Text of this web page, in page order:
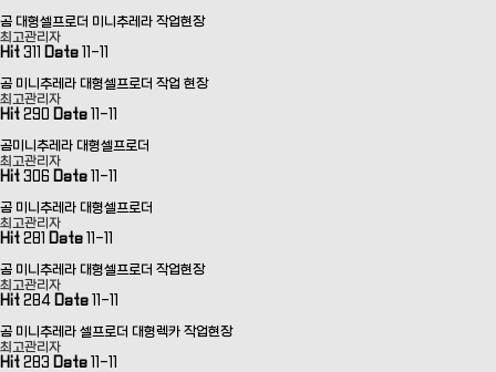
곰 대형셀프로더 미니추레라 작업현장
최고관리자
Hit 311 Date 11-11
곰 미니추레라 대형셀프로더 작업 현장
최고관리자
Hit 290 Date 11-11
곰미니추레라 대형셀프로더
최고관리자
Hit 306 Date 11-11
곰 미니추레라 대형셀프로더
최고관리자
Hit 281 Date 11-11
곰 미니추레라 대형셀프로더 작업현장
최고관리자
Hit 284 Date 11-11
곰 미니추레라 셀프로더 대형렉카 작업현장
최고관리자
Hit 283 Date 11-11